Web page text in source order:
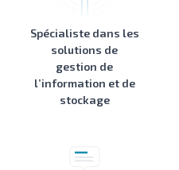
Spécialiste dans les
solutions de
gestion de
l’information et de
stockage